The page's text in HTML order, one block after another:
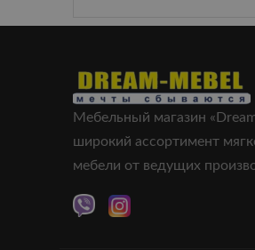
Мебельный магазин
широкий ассортимент
мебели от ведущих